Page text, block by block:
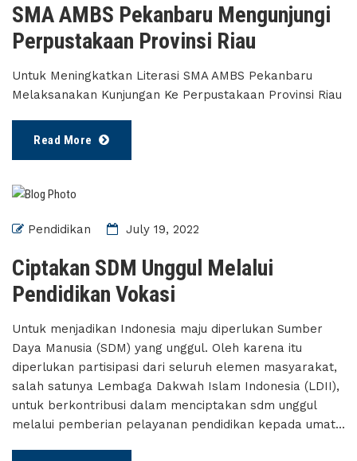
SMA AMBS Pekanbaru Mengunjungi
Perpustakaan Provinsi Riau
Untuk Meningkatkan Literasi SMA AMBS Pekanbaru
Melaksanakan Kunjungan Ke Perpustakaan Provinsi Riau
Read More
Pendidikan July 19, 2022
Ciptakan SDM Unggul Melalui
Pendidikan Vokasi
Untuk menjadikan Indonesia maju diperlukan Sumber
Daya Manusia (SDM) yang unggul. Oleh karena itu
diperlukan partisipasi dari seluruh elemen masyarakat,
salah satunya Lembaga Dakwah Islam Indonesia (LDII),
untuk berkontribusi dalam menciptakan sdm unggul
melalui pemberian pelayanan pendidikan kepada umat...